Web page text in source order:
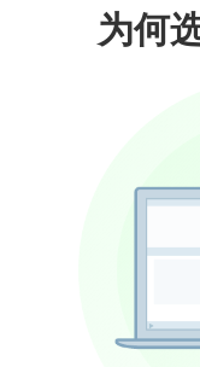
为何